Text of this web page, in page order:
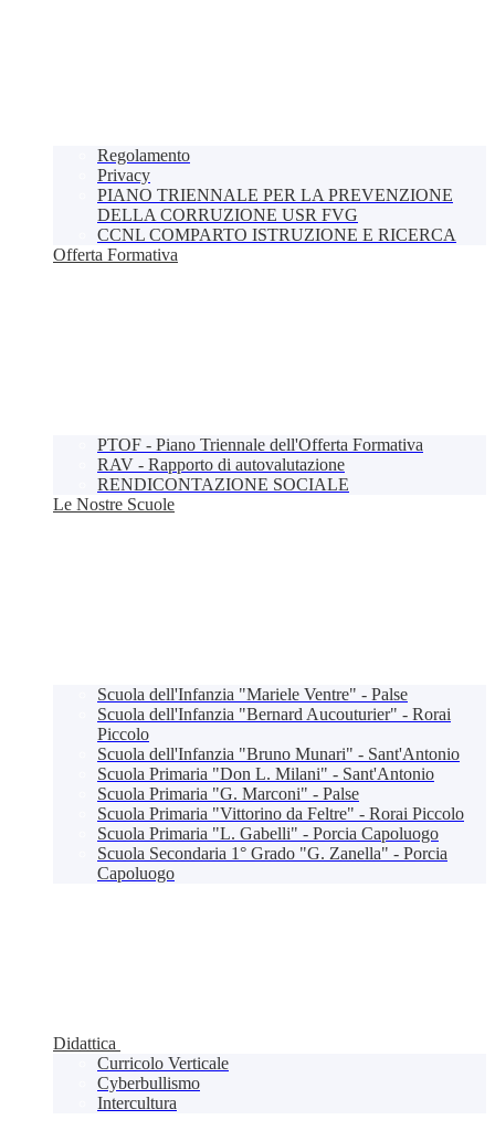
Regolamento
Privacy
PIANO TRIENNALE PER LA PREVENZIONE
DELLA CORRUZIONE USR FVG
CCNL COMPARTO ISTRUZIONE E RICERCA
Offerta Formativa
PTOF - Piano Triennale dell'Offerta Formativa
RAV - Rapporto di autovalutazione
RENDICONTAZIONE SOCIALE
Le Nostre Scuole
Scuola dell'Infanzia "Mariele Ventre" - Palse
Scuola dell'Infanzia "Bernard Aucouturier" - Rorai
Piccolo
Scuola dell'Infanzia "Bruno Munari" - Sant'Antonio
Scuola Primaria "Don L. Milani" - Sant'Antonio
Scuola Primaria "G. Marconi" - Palse
Scuola Primaria "Vittorino da Feltre" - Rorai Piccolo
Scuola Primaria "L. Gabelli" - Porcia Capoluogo
Scuola Secondaria 1° Grado "G. Zanella" - Porcia
Capoluogo
Didattica
Curricolo Verticale
Cyberbullismo
Intercultura